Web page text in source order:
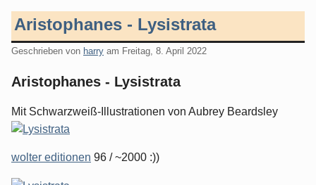
Aristophanes - Lysistrata
Geschrieben von harry am Freitag, 8. April 2022
Aristophanes - Lysistrata
Mit Schwarzweiß-Illustrationen von Aubrey Beardsley
wolter editionen 96 / ~2000 :))